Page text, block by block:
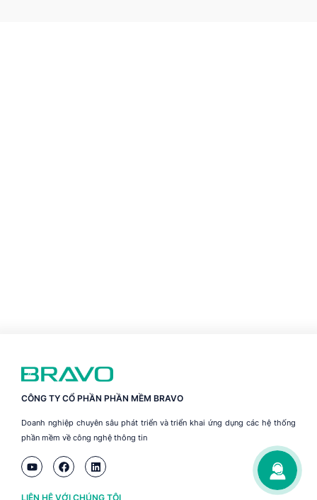
CÔNG TY CỔ PHẦN PHẦN MỀM BRAVO
Doanh nghiệp chuyên sâu phát triển và triển khai ứng dụng các hệ thống
phần mềm về công nghệ thông tin
LIÊN HỆ VỚI CHÚNG TÔI